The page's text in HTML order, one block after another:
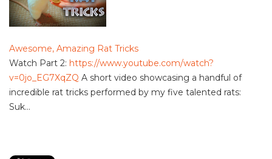
Awesome, Amazing Rat Tricks
Watch Part 2: https://www.youtube.com/watch?
v=0jo_EG7XqZQ A short video showcasing a handful of
incredible rat tricks performed by my five talented rats:
Suk...